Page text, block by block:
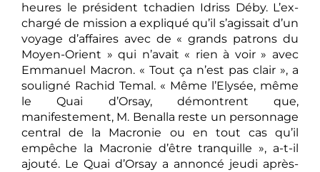
heures le président tchadien Idriss Déby. L’ex-
chargé de mission a expliqué qu’il s’agissait d’un
voyage d’affaires avec de « grands patrons du
Moyen-Orient » qui n’avait « rien à voir » avec
Emmanuel Macron. « Tout ça n’est pas clair », a
souligné Rachid Temal. « Même l’Elysée, même
le Quai d’Orsay, démontrent que,
manifestement, M. Benalla reste un personnage
central de la Macronie ou en tout cas qu’il
empêche la Macronie d’être tranquille », a-t-il
ajouté. Le Quai d’Orsay a annoncé jeudi après-